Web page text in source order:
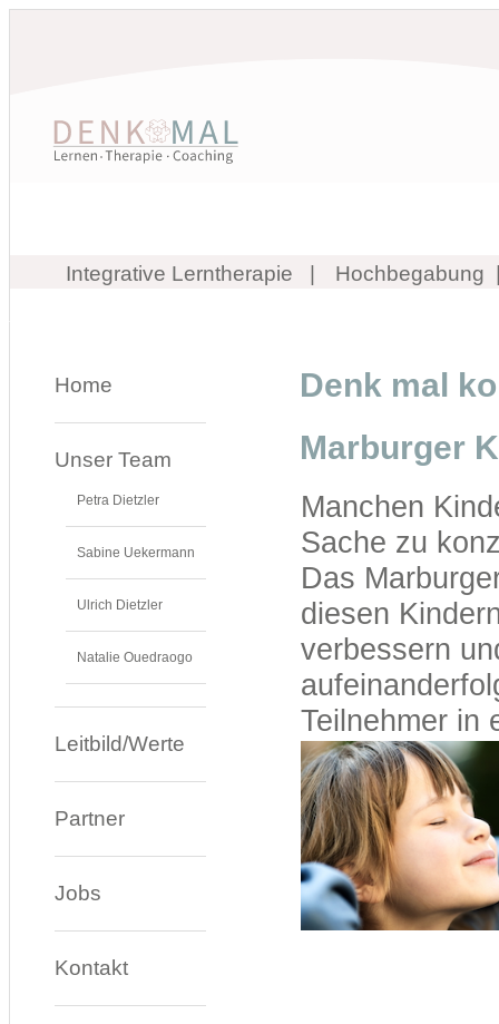
Integrative Lerntherapie Hochbegabung
Home
Unser Team
Petra Dietzler
Sabine Uekermann
Ulrich Dietzler
Natalie Ouedraogo
Leitbild/Werte
Partner
Jobs
Kontakt
Denk mal
Marburger
Manchen
Sache zu
Das
diesen
verbessern
Teilnehmer in